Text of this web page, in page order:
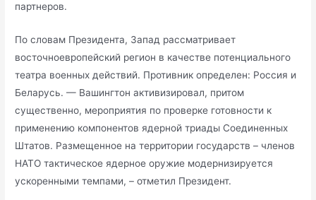
партнеров.
По словам Президента, Запад рассматривает
восточноевропейский регион в качестве потенциального
театра военных действий. Противник определен: Россия и
Беларусь. — Вашингтон активизировал, притом
существенно, мероприятия по проверке готовности к
применению компонентов ядерной триады Соединенных
Штатов. Размещенное на территории государств – членов
НАТО тактическое ядерное оружие модернизируется
ускоренными темпами, – отметил Президент.